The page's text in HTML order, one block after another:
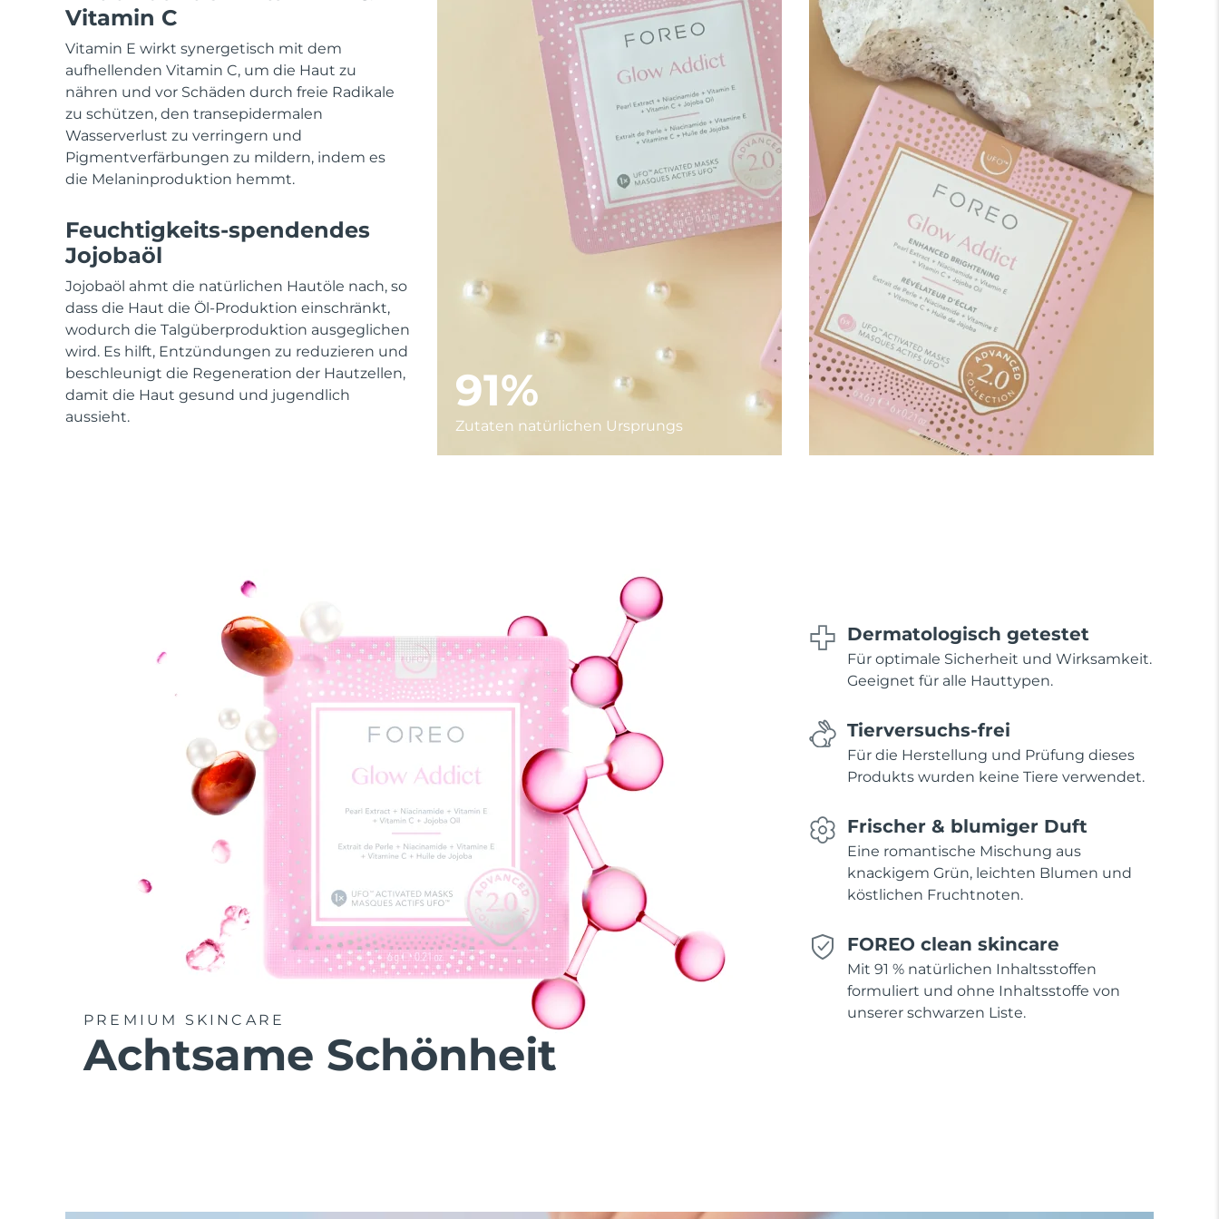
Vitamin C
Vitamin E wirkt synergetisch mit dem
aufhellenden Vitamin C, um die Haut zu
nähren und vor Schäden durch freie Radikale
zu schützen, den transepidermalen
Wasserverlust zu verringern und
Pigmentverfärbungen zu mildern, indem es
die Melaninproduktion hemmt.
Feuchtigkeits-spendendes
Jojobaöl
Jojobaöl ahmt die natürlichen Hautöle nach, so
dass die Haut die Öl-Produktion einschränkt,
wodurch die Talgüberproduktion ausgeglichen
wird. Es hilft, Entzündungen zu reduzieren und
beschleunigt die Regeneration der Hautzellen,
damit die Haut gesund und jugendlich
aussieht.
91%
Zutaten natürlichen Ursprungs
PREMIUM SKINCARE
Achtsame Schönheit
Dermatologisch getestet
Für optimale Sicherheit und Wirksamkeit.
Geeignet für alle Hauttypen.
Tierversuchs-frei
Für die Herstellung und Prüfung dieses
Produkts wurden keine Tiere verwendet.
Frischer & blumiger Duft
Eine romantische Mischung aus
knackigem Grün, leichten Blumen und
köstlichen Fruchtnoten.
FOREO clean skincare
Mit 91 % natürlichen Inhaltsstoffen
formuliert und ohne Inhaltsstoffe von
unserer schwarzen Liste.
All acne treatment devices
All revitalizing eye massagers
KIWI™ skincare
Advanced pore care essentials
Serum
issa™ Teeth Whitening Gel
18% PAP
Kosmetik
Männer
Kaufe alles
FOREO APP
ÜBER